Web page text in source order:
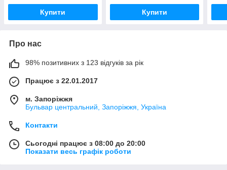
Купити Купити
Про нас
98% позитивних з 123 відгуків за рік
Працює з 22.01.2017
м. Запоріжжя
Бульвар центральний, Запоріжжя, Україна
Контакти
Сьогодні працює з 08:00 до 20:00
Показати весь графік роботи